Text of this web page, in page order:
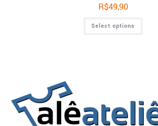
R$49,90
Select options